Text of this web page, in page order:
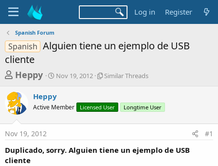
Log in Register
Spanish Forum
Spanish Alguien tiene un ejemplo de USB
cliente
T
r
e
a
d
s
t
Heppy
S
r
t
a
Nov 19, 2012
S
l
r
r
Similar Threads
Heppy
Active Member Licensed User Longtime User
Nov 19, 2012 #1
Duplicado, sorry. Alguien tiene un ejemplo de USB
cliente